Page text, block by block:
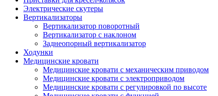
Электрические скутеры
Вертикализаторы
Вертикализатор поворотный
Вертикализатор с наклоном
Заднеопорный вертикализатор
Ходунки
Медицинские кровати
Медицинские кровати с механическим приводом
Медицинские кровати с электроприводом
Медицинские кровати с регулировкой по высоте